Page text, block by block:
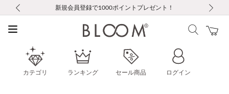
お修理・アフターサービスのご案内
【重要】令和８年熊本地震に伴う集配への影響について
【重要】ギフトラッピング料金改定および仕様変更のお知らせ
【重要】夏季休業の営業についてのご案内
税込5,500円以上で送料無料｜最短24時間以内に発送
新規会員登録で1000ポイントプレゼント！
LINE友だち登録で500円クーポンプレゼント
会員限定！レビュー投稿で100ポイントプレゼント
お修理・アフターサービスのご案内
【重要】令和８年熊本地震に伴う集配への影響について
カテゴリ ランキング セール商品 ログイン